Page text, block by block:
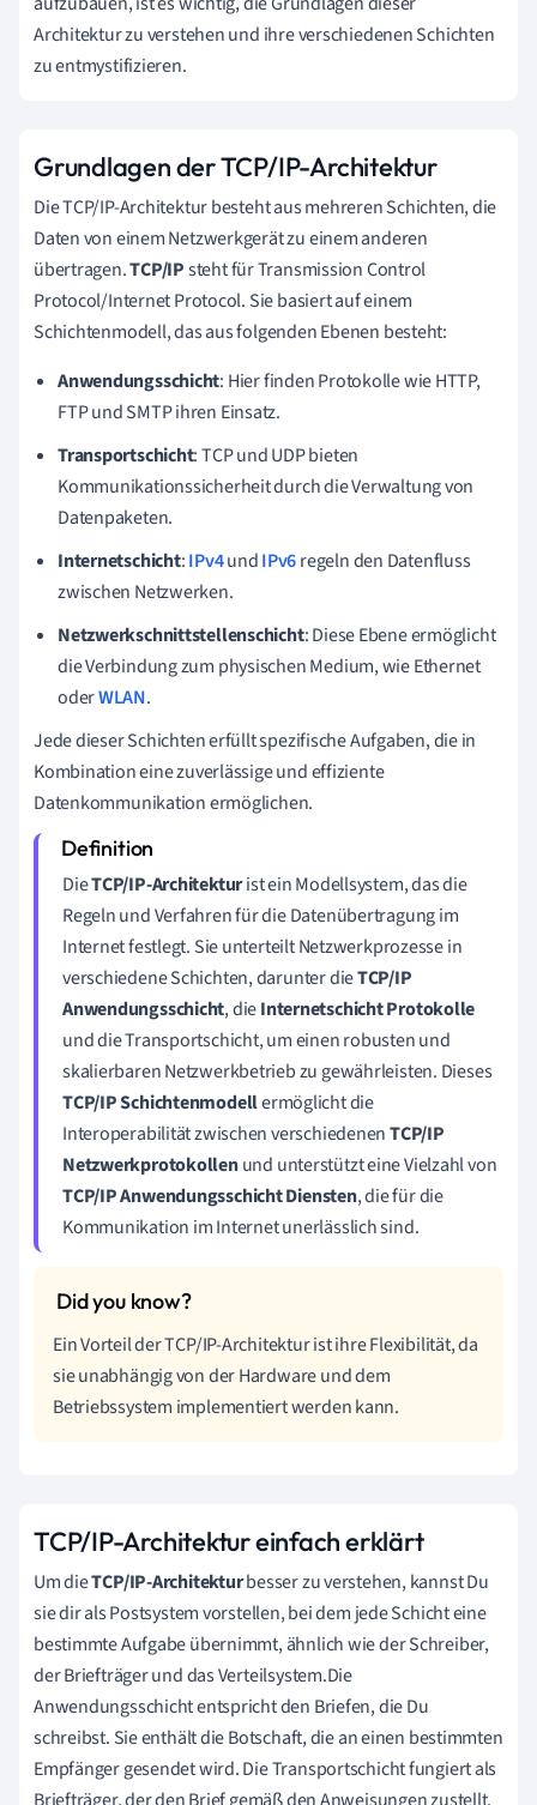
Architektur zu verstehen und ihre verschiedenen Schichten
zu entmystifizieren.
Grundlagen der TCP/IP-Architektur
Die TCP/IP-Architektur besteht aus mehreren Schichten, die
Daten von einem Netzwerkgerät zu einem anderen
übertragen.TCP/IPsteht für Transmission Control
Protocol/Internet Protocol. Sie basiert auf einem
Schichtenmodell, das aus folgenden Ebenen besteht:
Anwendungsschicht: Hier finden Protokolle wie HTTP,
FTP und SMTP ihren Einsatz.
Transportschicht: TCP und UDP bieten
Kommunikationssicherheit durch die Verwaltung von
Datenpaketen.
Internetschicht:IPv4undIPv6regeln den Datenfluss
zwischen Netzwerken.
Netzwerkschnittstellenschicht: Diese Ebene ermöglicht
die Verbindung zum physischen Medium, wie Ethernet
oderWLAN.
Jede dieser Schichten erfüllt spezifische Aufgaben, die in
Kombination eine zuverlässige und effiziente
Datenkommunikation ermöglichen.
DieTCP/IP-Architekturist ein Modellsystem, das die
Regeln und Verfahren für die Datenübertragung im
Internet festlegt. Sie unterteilt Netzwerkprozesse in
verschiedene Schichten, darunter dieTCP/IP
Anwendungsschicht, dieInternetschicht Protokolle
und die Transportschicht, um einen robusten und
skalierbaren Netzwerkbetrieb zu gewährleisten. Dieses
TCP/IP Schichtenmodellermöglicht die
Interoperabilität zwischen verschiedenenTCP/IP
Netzwerkprotokollenund unterstützt eine Vielzahl von
TCP/IP Anwendungsschicht Diensten, die für die
Kommunikation im Internet unerlässlich sind.
Ein Vorteil der TCP/IP-Architektur ist ihre Flexibilität, da
sie unabhängig von der Hardware und dem
Betriebssystem implementiert werden kann.
TCP/IP-Architektur einfach erklärt
Um dieTCP/IP-Architekturbesser zu verstehen, kannst Du
sie dir als Postsystem vorstellen, bei dem jede Schicht eine
bestimmte Aufgabe übernimmt, ähnlich wie der Schreiber,
der Briefträger und das Verteilsystem.Die
Anwendungsschicht entspricht den Briefen, die Du
schreibst. Sie enthält die Botschaft, die an einen bestimmten
Empfänger gesendet wird. Die Transportschicht fungiert als
Briefträger, der den Brief gemäß den Anweisungen zustellt.